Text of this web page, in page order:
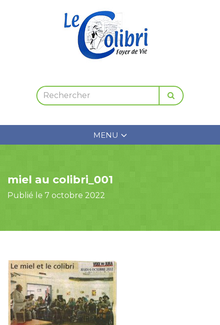
MENU
miel au colibri_001
Publié le 7 octobre 2022